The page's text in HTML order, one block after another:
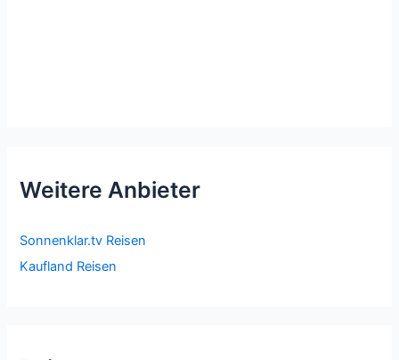
Weitere Anbieter
Sonnenklar.tv Reisen
Kaufland Reisen